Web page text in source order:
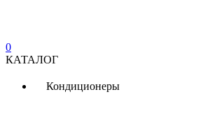
0
КАТАЛОГ
Кондиционеры